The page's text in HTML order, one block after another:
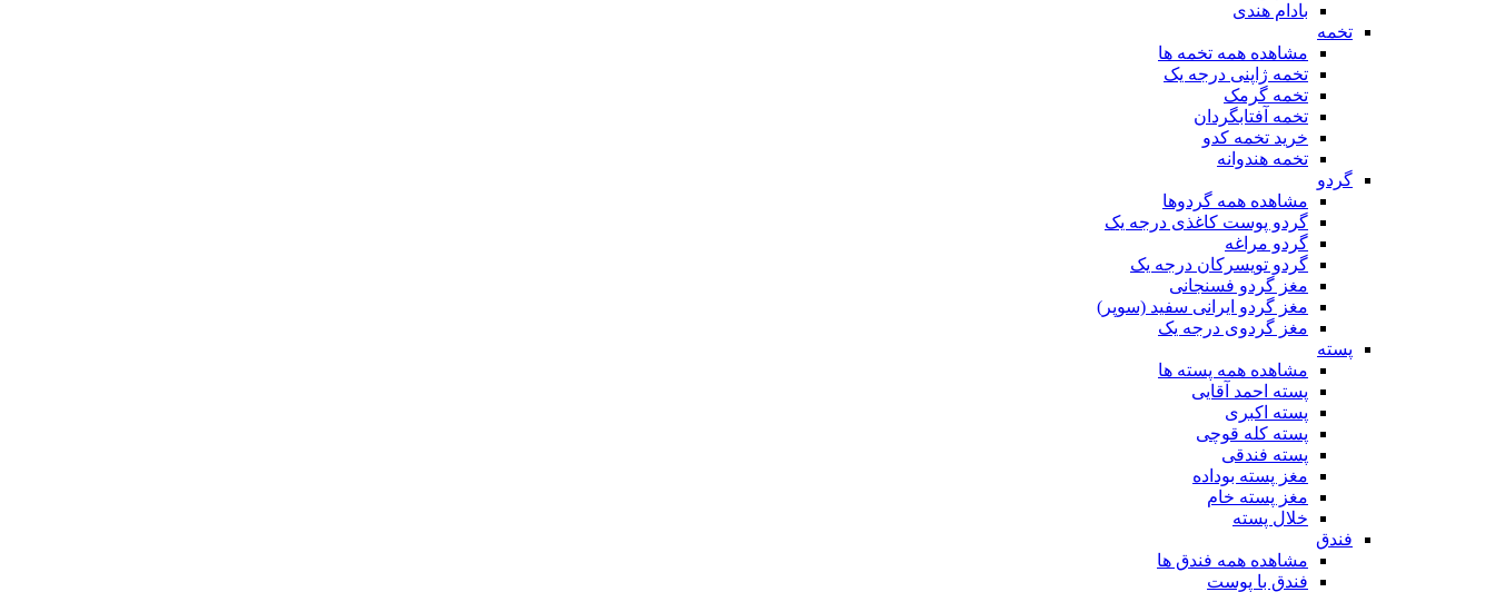
بادام هندی
تخمه
مشاهده همه تخمه ها
تخمه ژاپنی درجه یک
تخمه گرمک
تخمه آفتابگردان
خرید تخمه کدو
تخمه هندوانه
گردو
مشاهده همه گردوها
گردو پوست کاغذی درجه یک
گردو مراغه
گردو تویسرکان درجه یک
مغز گردو فسنجانی
مغز گردو ایرانی سفید (سوپر)
مغز گردوی درجه یک
پسته
مشاهده همه پسته ها
پسته احمد آقایی
پسته اکبری
پسته کله قوچی
پسته فندقی
مغز پسته بوداده
مغز پسته خام
خلال پسته
فندق
مشاهده همه فندق ها
فندق با پوست